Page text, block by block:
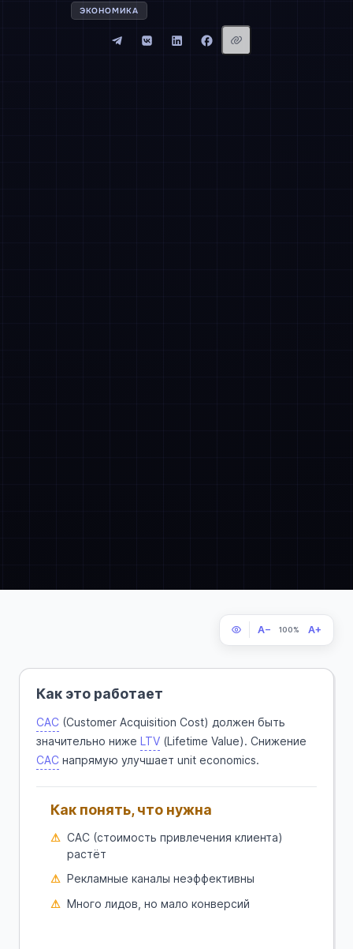
ЭКОНОМИКА
A− 100% A+
Как это работает
CAC (Customer Acquisition Cost) должен быть
значительно ниже LTV (Lifetime Value). Снижение
CAC напрямую улучшает unit economics.
Как понять, что нужна
CAC (стоимость привлечения клиента)
растёт
Рекламные каналы неэффективны
Много лидов, но мало конверсий